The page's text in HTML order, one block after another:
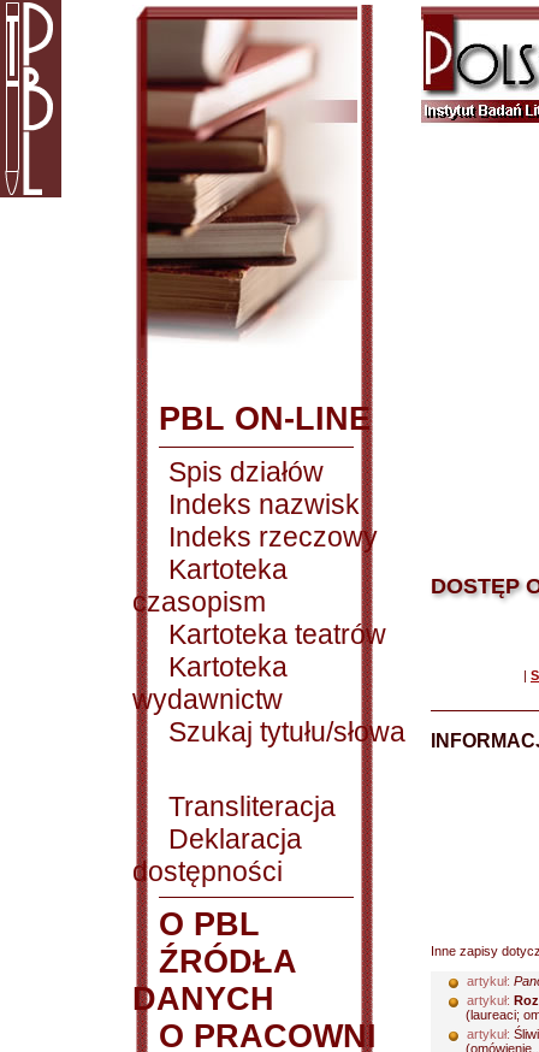
PBL ON-LINE
Spis działów
Indeks nazwisk
Indeks rzeczowy
Kartoteka
czasopism
Kartoteka teatrów
Kartoteka
wydawnictw
Szukaj tytułu/słowa
Transliteracja
Deklaracja
dostępności
O PBL
ŹRÓDŁA
DANYCH
O PRACOWNI
DOSTĘP
|
Inne zapisy
artykuł:
artykuł:
(laureaci;
artykuł: